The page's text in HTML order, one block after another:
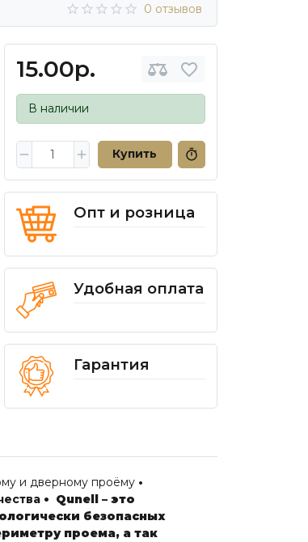
0 отзывов
15.00р.
В наличии
Купить
Опт и розница
Удобная оплата
Гарантия
и дверному проёму •
• Qunell – это
безопасных
проема, а так